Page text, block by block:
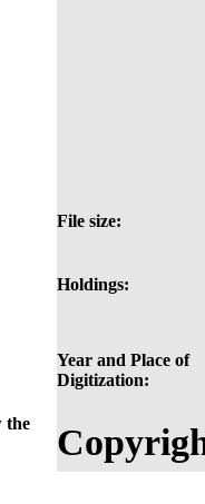
File size:
Holdings:
Year and Place of
Digitization:
the